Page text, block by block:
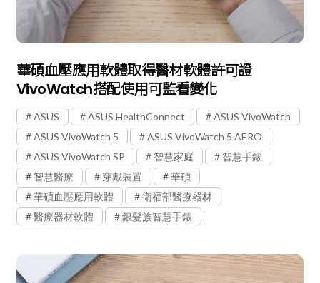
華碩血壓應用軟體取得醫材軟體許可證
VivoWatch搭配使用可監看變化
ASUS ASUS HealthConnect
ASUS VivoWatch
ASUS VivoWatch 5
ASUS VivoWatch 5 AERO
ASUS VivoWatch SP
智慧家庭
智慧手錶
智慧醫療
穿戴裝置
華碩
華碩血壓應用軟體
衛福部醫療器材
醫療器材軟體
銀髮族智慧手錶